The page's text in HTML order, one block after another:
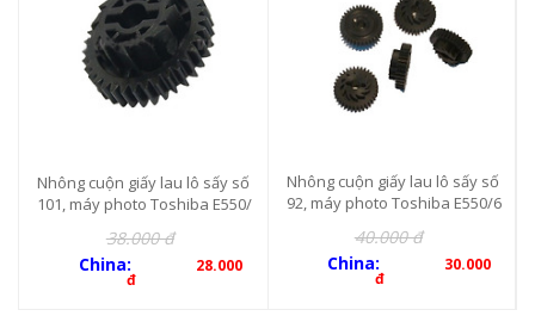
Nhông cuộn giấy lau lô sấy số
101, máy photo Toshiba E550/
38.000 đ
China:
28.000
đ
Nhông cuộn giấy lau lô sấy số
92, máy photo Toshiba E550/6
40.000 đ
China:
30.000
đ